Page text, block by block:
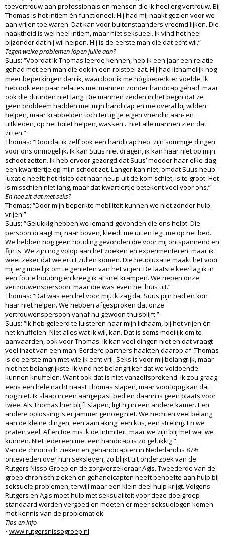
toevertrouw aan professionals en mensen die ik heel erg vertrouw. Bij
Thomas is het intiem én functioneel. Hij had mij naakt gezien voor we
aan vrijen toe waren. Dat kan voor buitenstaanders vreemd lijken. Die
naaktheid is wel heel intiem, maar niet seksueel. Ik vind het heel
bijzonder dat hij wil helpen. Hij is de eerste man die dat echt wil.”
Tegen welke problemen lopen jullie aan?
Suus: “Voordat ik Thomas leerde kennen, heb ik een jaar een relatie
gehad met een man die ook in een rolstoel zat. Hij had lichamelijk nog
meer beperkingen dan ik, waardoor ik me nóg beperkter voelde. Ik
heb ook een paar relaties met mannen zonder handicap gehad, maar
ook die duurden niet lang. Die mannen zeiden in het begin dat ze
geen probleem hadden met mijn handicap en me overal bij wilden
helpen, maar krabbelden toch terug. Je eigen vriendin aan- en
uitkleden, op het toilet helpen, wassen... niet alle mannen zien dat
zitten.”
Thomas: “Doordat ik zelf ook een handicap heb, zijn sommige dingen
voor ons onmogelijk. Ik kan Suus niet dragen, ik kan haar niet op mijn
schoot zetten. Ik heb ervoor gezorgd dat Suus’ moeder haar elke dag
een kwartiertje op mijn schoot zet. Langer kan niet, omdat Suus heup-
luxatie heeft: het risico dat haar heup uit de kom schiet, is te groot. Het
is misschien niet lang, maar dat kwartiertje betekent veel voor ons.”
En hoe zit dat met seks?
Thomas: “Door mijn beperkte mobiliteit kunnen we niet zonder hulp
vrijen.”
Suus: “Gelukkig hebben we iemand gevonden die ons helpt. Die
persoon draagt mij naar boven, kleedt me uit en legt me op het bed.
We hebben nog geen houding gevonden die voor mij ontspannend en
fijn is. We zijn nog volop aan het zoeken en experimenteren, maar ik
weet zeker dat we eruit zullen komen. Die heupluxatie maakt het voor
mij erg moeilijk om te genieten van het vrijen. De laatste keer lag ik in
een foute houding en kreeg ik al snel krampen. We riepen onze
vertrouwenspersoon, maar die was even het huis uit.”
Thomas: “Dat was een hel voor mij. Ik zag dat Suus pijn had en kon
haar niet helpen. We hebben afgesproken dat onze
vertrouwenspersoon vanaf nu gewoon thuisblijft.”
Suus: “Ik heb geleerd te luisteren naar mijn lichaam, bij het vrijen én
het knuffelen. Niet alles wat ik wil, kan. Dat is soms moeilijk om te
aanvaarden, ook voor Thomas. Ik kan veel dingen niet en dat vraagt
veel inzet van een man. Eerdere partners haakten daarop af. Thomas
is de eerste man met wie ik echt vrij. Seks is voor mij belangrijk, maar
niet het belangrijkste. Ik vind het belangrijker dat we voldoende
kunnen knuffelen. Want ook dat is niet vanzelfsprekend. Ik zou graag
eens een hele nacht naast Thomas slapen, maar voorlopig kan dat
nog niet. Ik slaap in een aangepast bed en daarin is geen plaats voor
twee. Als Thomas hier blijft slapen, ligt hij in een andere kamer. Een
andere oplossing is er jammer genoeg niet. We hechten veel belang
aan de kleine dingen, een aanraking, een kus, een streling. En we
praten veel. Af en toe mis ik de intimiteit, maar we zijn blij met wat we
kunnen. Niet iedereen met een handicap is zo gelukkig.”
Van de chronisch zieken en gehandicapten in Nederland is 87%
ontevreden over hun seksleven, zo blijkt uit onderzoek van de
Rutgers Nisso Groep en de zorgverzekeraar Agis. Tweederde van de
groep chronisch zieken en gehandicapten heeft behoefte aan hulp bij
seksuele problemen, terwijl maar een klein deel hulp krijgt. Volgens
Rutgers en Agis moet hulp met seksualiteit voor deze doelgroep
standaard worden vergoed en moeten er meer seksuologen komen
met kennis van de problematiek.
Tips en info
• www.rutgersnissogroep.nl